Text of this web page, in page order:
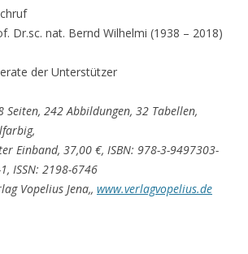
Dr.sc. nat. Bernd Wilhelmi (1938 – 2018)
der Unterstützer
Seiten, 242 Abbildungen, 32 Tabellen,
Einband, 37,00 €, ISBN: 978-3-9497303-
ISSN: 2198-6746
Vopelius Jena,, www.verlagvopelius.de